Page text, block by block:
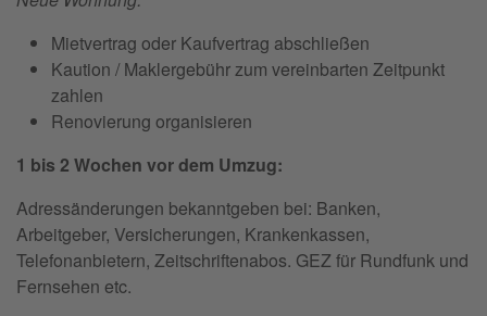
Mietvertrag oder Kaufvertrag abschließen
Kaution / Maklergebühr zum vereinbarten Zeitpunkt
zahlen
Renovierung organisieren
1 bis 2 Wochen vor dem Umzug:
Adressänderungen bekanntgeben bei: Banken,
Arbeitgeber, Versicherungen, Krankenkassen,
Telefonanbietern, Zeitschriftenabos. GEZ für Rundfunk und
Fernsehen etc.